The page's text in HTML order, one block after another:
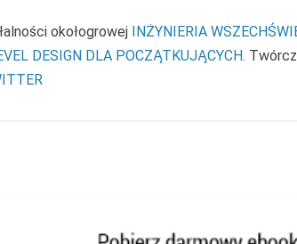
okołogrowej INŻYNIERIA
DESIGN DLA POCZĄTKUJĄCYCH.